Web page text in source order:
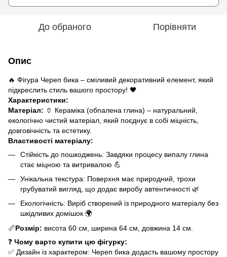
До обраного Порівняти
Опис
🔥 Фігура Череп бика – сміливий декоративний елемент, який
підкреслить стиль вашого простору! 🖤
Характеристики:
Матеріал: 🏺 Кераміка (обпалена глина) – натуральний,
екологічно чистий матеріал, який поєднує в собі міцність,
довговічність та естетику.
Властивості матеріалу:
Стійкість до пошкоджень: Завдяки процесу випалу глина
стає міцною та витривалою 💪
Унікальна текстура: Поверхня має природний, трохи
грубуватий вигляд, що додає виробу автентичності 🌿
Екологічність: Виріб створений із природного матеріалу без
шкідливих домішок 🌍
📏Розмір: висота 60 см, ширина 64 см, довжина 14 см.
❓ Чому варто купити цю фігурку:
✅ Дизайн із характером: Череп бика додасть вашому простору